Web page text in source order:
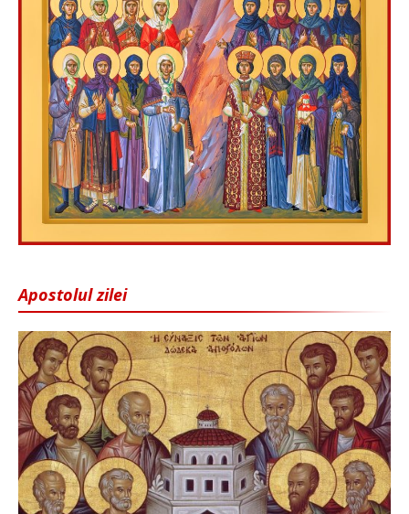
Apostolul zilei